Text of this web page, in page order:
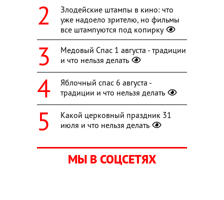
Злодейские штампы в кино: что
уже надоело зрителю, но фильмы
все штампуются под копирку
Медовый Спас 1 августа - традиции
и что нельзя делать
Яблочный спас 6 августа -
традиции и что нельзя делать
Какой церковный праздник 31
июля и что нельзя делать
МЫ В СОЦСЕТЯХ